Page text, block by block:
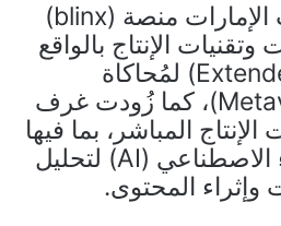
وقد جهزت سلطات الإمارات منصة (blinx)
الإنتاج بالواقع
المُمدَّد (Extended Reality) لمُحاكاة
الميتافيرس (Metaverse)، كما زُودت غرف
المباشر، بما فيها
تلك المعزّزة بالذكاء الاصطناعي (AI) لتحليل
وإثراء المحتوى.